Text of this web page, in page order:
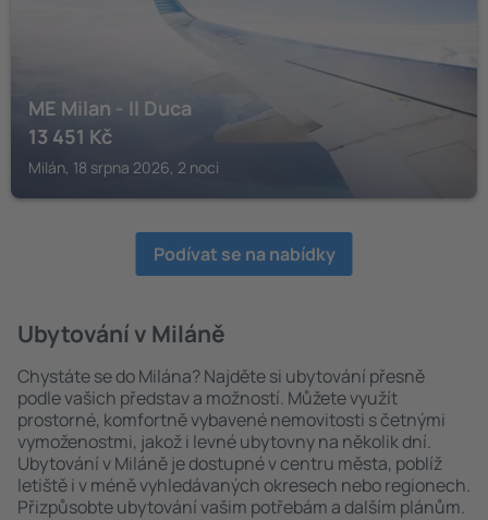
ME Milan - Il Duca
13 451 Kč
Milán, 18 srpna 2026, 2 noci
Podívat se na nabídky
Ubytování v Miláně
Chystáte se do Milána? Najděte si ubytování přesně
podle vašich představ a možností. Můžete využít
prostorné, komfortně vybavené nemovitosti s četnými
vymoženostmi, jakož i levné ubytovny na několik dní.
Ubytování v Miláně je dostupné v centru města, poblíž
letiště i v méně vyhledávaných okresech nebo regionech.
Přizpůsobte ubytování vašim potřebám a dalším plánům.